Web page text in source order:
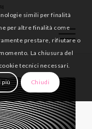
simili per finalità
per altre finalità come
prestare, rifiutare o
La chiusura del
tecnici necessari.
più Chiudi